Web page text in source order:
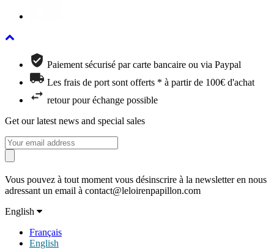
Paiement sécurisé par carte bancaire ou via Paypal
Les frais de port sont offerts * à partir de 100€ d'achat
retour pour échange possible
Get our latest news and special sales
Vous pouvez à tout moment vous désinscrire à la newsletter en nous
adressant un email à contact@leloirenpapillon.com
English
Français
English